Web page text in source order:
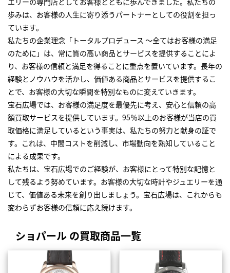
歩みは、お客様の人生に寄り添うパートナーとしての役割を担っ
ています。
私たちの企業理念「トータルプロデュース ～全てはお客様の満足
のために」は、常に質の高い商品とサービスを提供することによ
り、お客様の信頼と満足を得ることに重点を置いています。長年の
経験とノウハウを活かし、価値ある商品とサービスを提供するこ
とで、お客様の大切な瞬間を特別なものに変えていきます。
宝石広場では、お客様の満足度を最優先に考え、安心と信頼の高
額買取サービスを提供しています。95％以上のお客様が当店の買
取価格に満足しているという事実は、私たちの努力と献身の証で
す。これは、中間コストを削減し、市場動向を熟知していること
による成果です。
私たちは、宝石広場でのご経験が、お客様にとって特別な記憶と
して残るよう努めています。お客様の大切な時計やジュエリーを通
じて、価値ある未来を創り出しましょう。宝石広場は、これからも
変わらずお客様の信頼に応え続けます。
ショパール の買取商品一覧